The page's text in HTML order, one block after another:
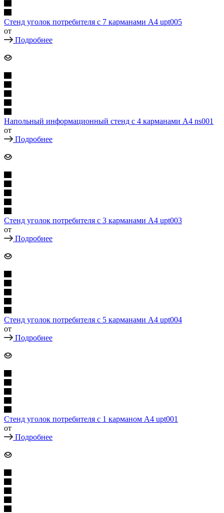
Стенд уголок потребителя с 7 карманами А4 upt005
от
Подробнее
Напольный информационный стенд с 4 карманами А4 ns001
от
Подробнее
Стенд уголок потребителя с 3 карманами А4 upt003
от
Подробнее
Стенд уголок потребителя с 5 карманами А4 upt004
от
Подробнее
Стенд уголок потребителя с 1 карманом А4 upt001
от
Подробнее